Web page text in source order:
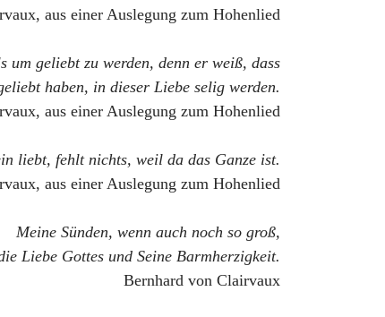
aus einer Auslegung zum Hohenlied
geliebt zu werden, denn er weiß, dass
haben, in dieser Liebe selig werden.
aus einer Auslegung zum Hohenlied
liebt, fehlt nichts, weil da das Ganze ist.
aus einer Auslegung zum Hohenlied
Meine Sünden, wenn auch noch so groß,
Liebe Gottes und Seine Barmherzigkeit.
Bernhard von Clairvaux